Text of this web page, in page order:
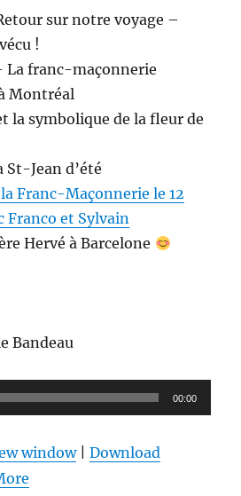
sur notre voyage –
!
La franc-maçonnerie
Montréal
la symbolique de la fleur de
St-Jean d’été
Franc-Maçonnerie le 12
Franco et Sylvain
Hervé à Barcelone
Bandeau
00:00
window|Download